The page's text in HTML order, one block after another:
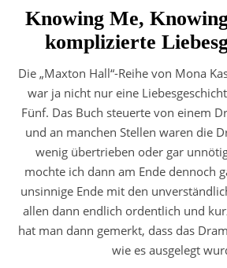
Knowing Me,
komplizierte
Die „Maxton Hall“-Reihe von Mona
war ja nicht nur eine
Fünf. Das Buch steuerte von einem
und an manchen Stellen waren die
wenig übertrieben oder gar
mochte ich dann am Ende dennoch
unsinnige Ende mit den
allen dann endlich ordentlich und
hat man dann gemerkt, dass das
wie es ausgelegt